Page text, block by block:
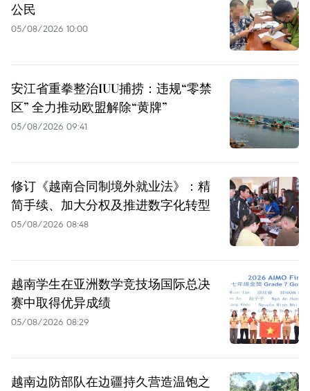
公民
05/08/2026 10:00
安江省重拳整治IUU捕捞：违规“零禁
区” 全力推动欧盟解除“黄牌”
05/08/2026 09:41
修订《越南合同制境外就业法》：精
简手续、加大分权及推进数字化转型
05/08/2026 08:48
越南学生在亚洲数学竞技场国际总决
赛中取得优异成绩
05/08/2026 08:29
越南边防部队在边疆持久营造温饱之